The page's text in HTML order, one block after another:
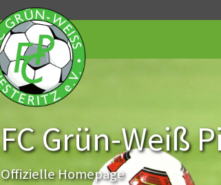
FC Grün-Weiß
Offizielle Homepage